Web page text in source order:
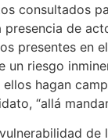
consultados
presencia de
presentes en
un riesgo
hagan
“allá